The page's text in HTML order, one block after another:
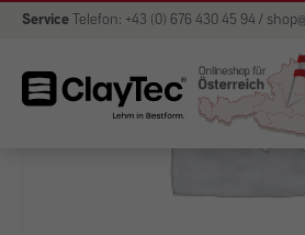
Service Telefon: +43 (0) 676 430 45 94 /